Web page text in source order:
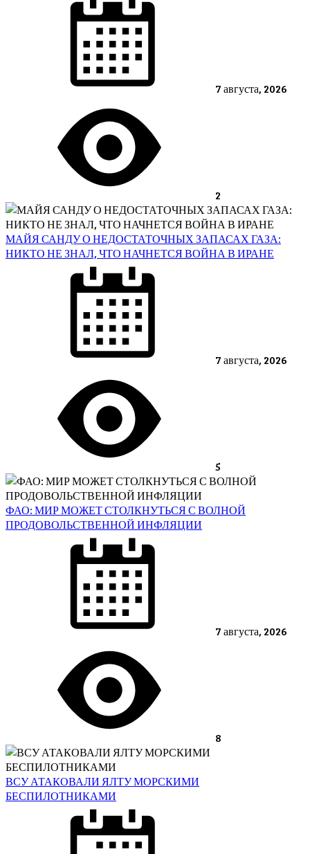
7 августа, 2026
2
МАЙЯ САНДУ О НЕДОСТАТОЧНЫХ ЗАПАСАХ ГАЗА:
НИКТО НЕ ЗНАЛ, ЧТО НАЧНЕТСЯ ВОЙНА В ИРАНЕ
7 августа, 2026
5
ФАО: МИР МОЖЕТ СТОЛКНУТЬСЯ С ВОЛНОЙ
ПРОДОВОЛЬСТВЕННОЙ ИНФЛЯЦИИ
7 августа, 2026
8
ВСУ АТАКОВАЛИ ЯЛТУ МОРСКИМИ
БЕСПИЛОТНИКАМИ